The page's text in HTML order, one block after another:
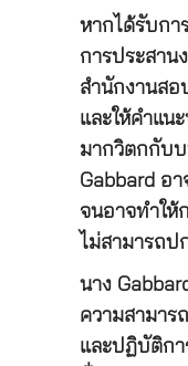
หากได้รับกา
การประสาน
สำนักงานสอ
และให้คำแน
มากวิตกกับบ
Gabbard อ
จนอาจทำให้
ไม่สามารถ
นาง
ความสามาร
และปฏิบัติกา